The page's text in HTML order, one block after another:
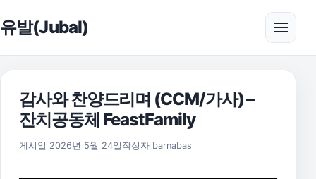
유발(Jubal) 메뉴
감사와 찬양드리며 (CCM/가사) –
잔치공동체 FeastFamily
게시일 2026년 5월 24일 작성자 barnabas